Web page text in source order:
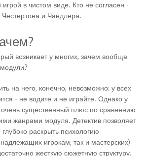
игрой в чистом виде. Кто не согласен -
Честертона и Чандлера.
возникает у многих, зачем вообще
на него, конечно, невозможно: у всех
- не водите и не играйте. Однако у
очень существенный плюс по сравнению
жанрами модуля. Детектив позволяет
раскрыть психологию
игрокам, так и мастерских)
жесткую сюжетную структуру.